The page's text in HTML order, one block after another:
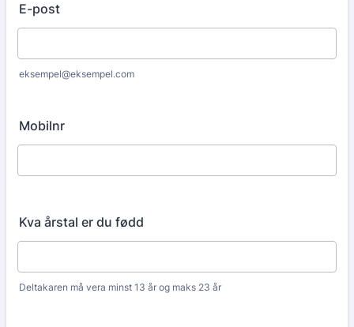
E-post
eksempel@eksempel.com
Mobilnr
Kva årstal er du fødd
Deltakaren må vera minst 13 år og maks 23 år